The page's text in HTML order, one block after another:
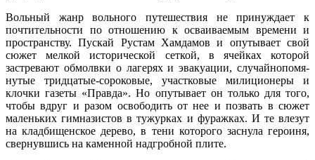
Вольный жанр вольного путешествия не принуждает к
почтительности по отношению к осваиваемым времени и
пространству. Пускай Рустам Хамдамов и опутывает свой
сюжет мелкой исторической сеткой, в ячейках которой
застревают обмолвки о лагерях и эвакуации, случайнопомя-
нутые тридцатые-сороковые, участковые милиционеры и
клочки газеты «Правда». Но опутывает он только для того,
чтобы вдруг и разом освободить от нее и позвать в сюжет
маленьких гимназистов в тужурках и фуражках. И те влезут
на кладбищенское дерево, в тени которого заснула героиня,
свернувшись на каменной надгробной плите.